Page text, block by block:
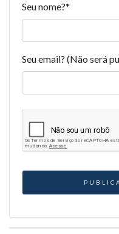
Seu nome?*
Seu email? (Não será